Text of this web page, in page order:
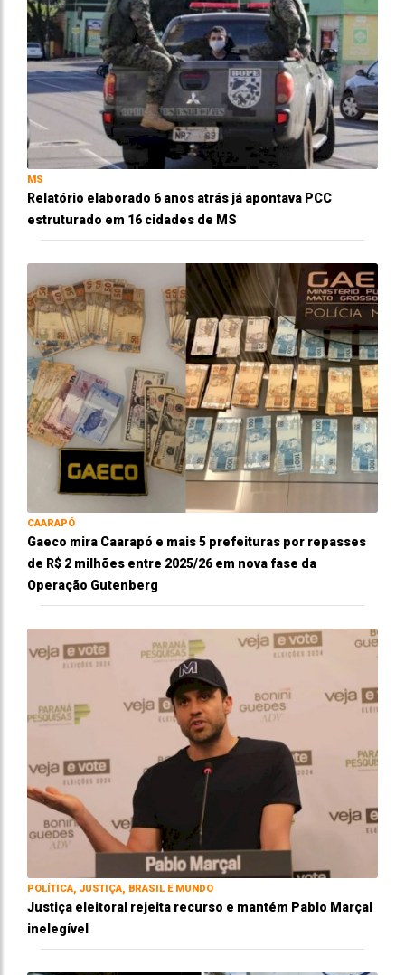
MS
Relatório elaborado 6 anos atrás já apontava PCC
estruturado em 16 cidades de MS
CAARAPÓ
Gaeco mira Caarapó e mais 5 prefeituras por repasses
de R$ 2 milhões entre 2025/26 em nova fase da
Operação Gutenberg
POLÍTICA, JUSTIÇA, BRASIL E MUNDO
Justiça eleitoral rejeita recurso e mantém Pablo Marçal
inelegível